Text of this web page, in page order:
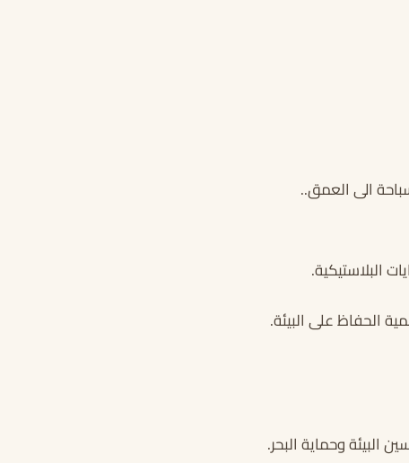
الى العمق..
البلاستيكية.
الحفاظ على البيئة.
البيئة وحماية البحر.